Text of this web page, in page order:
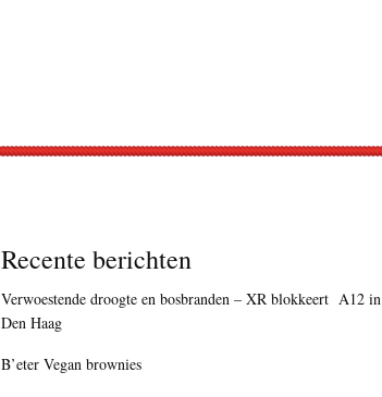
Recente berichten
Verwoestende droogte en bosbranden – XR blokkeert A12 in
Den Haag
B’eter Vegan brownies